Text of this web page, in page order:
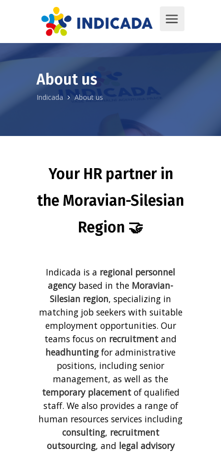
About us
Indicada About us
Your HR partner in
the Moravian-Silesian
Region 🤝
Indicada is a regional personnel
agencybased in the Moravian-
Silesian region, specializing in
matching job seekers with suitable
employment opportunities. Our
teams focus on recruitment and
headhunting for administrative
positions, including senior
management, as well as the
temporary placementof qualified
staff. We also provides a range of
human resources services including
consulting, recruitment
outsourcing, and legal advisory